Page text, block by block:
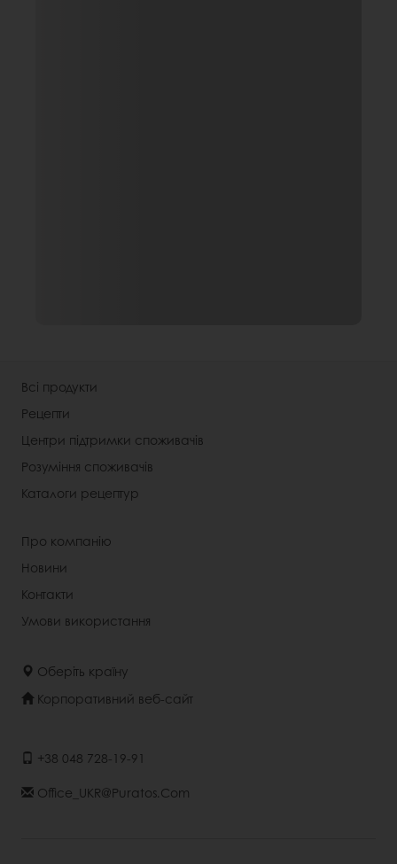
Всі продукти
Рецепти
Центри підтримки споживачів
Розуміння споживачів
Каталоги рецептур
Про компанію
Новини
Контакти
Умови використання
Оберіть країну
Корпоративний веб-сайт
+38 048 728-19-91
Office_UKR@puratos.com